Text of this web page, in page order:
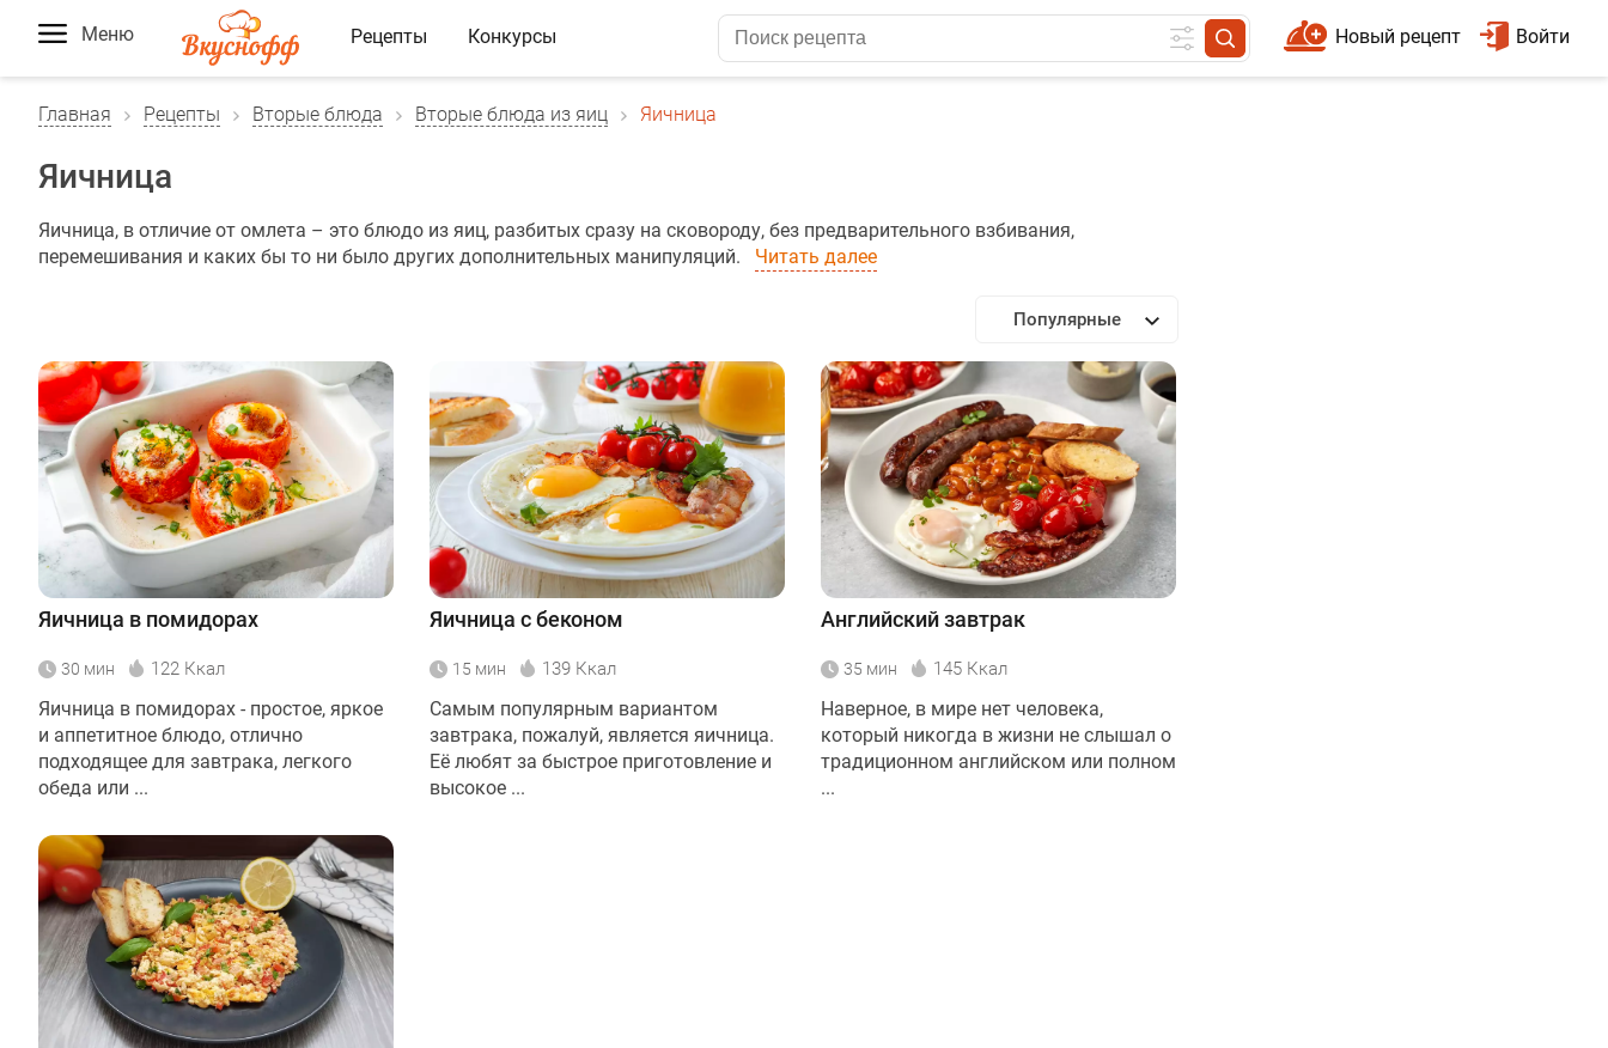
Меню Рецепты Конкурсы Войти
Новый рецепт
Главная Рецепты Вторые блюда Вторые блюда из яиц Яичница
Яичница
Яичница, в отличие от омлета – это блюдо из яиц, разбитых сразу на сковороду, без предварительного взбивания,
перемешивания и каких бы то ни было других дополнительных манипуляций.
Читать далее
Популярные
Яичница в помидорах
30 мин 122 Ккал
Яичница в помидорах - простое, яркое
и аппетитное блюдо, отлично
подходящее для завтрака, легкого
обеда или ...
Яичница с беконом
15 мин 139 Ккал
Самым популярным вариантом
завтрака, пожалуй, является яичница.
Её любят за быстрое приготовление и
высокое ...
Английский завтрак
35 мин 145 Ккал
Наверное, в мире нет человека,
который никогда в жизни не слышал о
традиционном английском или полном
...